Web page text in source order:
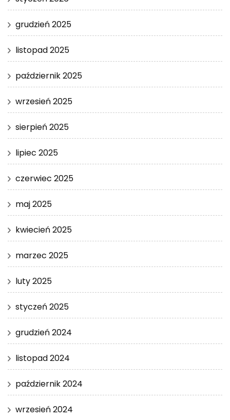
grudzień 2025
listopad 2025
październik 2025
wrzesień 2025
sierpień 2025
lipiec 2025
czerwiec 2025
maj 2025
kwiecień 2025
marzec 2025
luty 2025
styczeń 2025
grudzień 2024
listopad 2024
październik 2024
wrzesień 2024